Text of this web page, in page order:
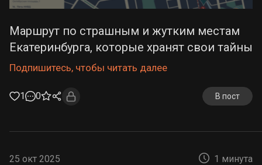
Маршрут по страшным и жутким местам
Екатеринбурга, которые хранят свои тайны
Подпишитесь, чтобы читать далее
1 0 В пост
25 окт 2025 1 минута